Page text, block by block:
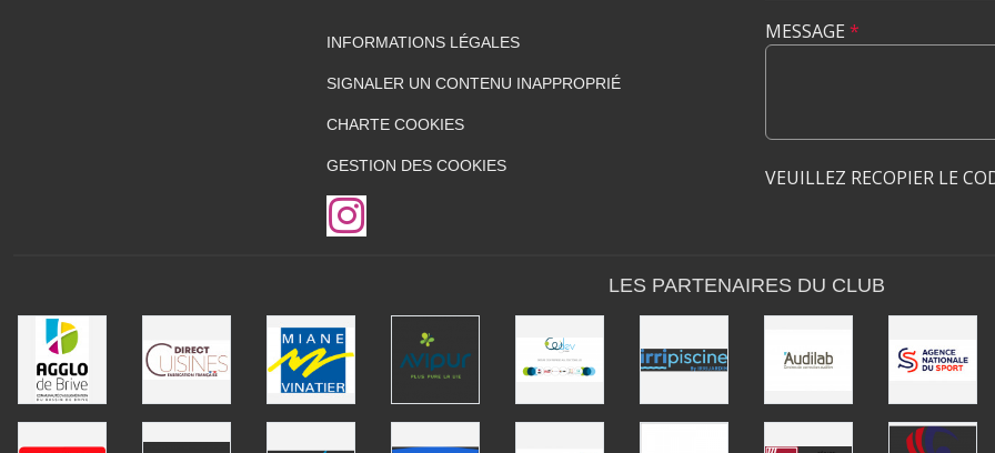
INFORMATIONS LÉGALES
SIGNALER UN CONTENU INAPPROPRIÉ
CHARTE COOKIES
GESTION DES COOKIES
MESSAGE *
VEUILLEZ RECOPIER LE
LES PARTENAIRES DU CLUB